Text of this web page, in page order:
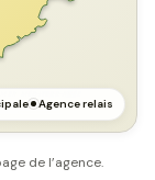
Agence relais
de l’agence.